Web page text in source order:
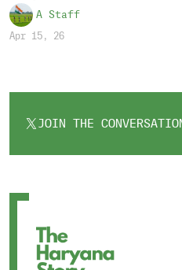
A Staff
Apr 15, 26
JOIN THE
OPENS